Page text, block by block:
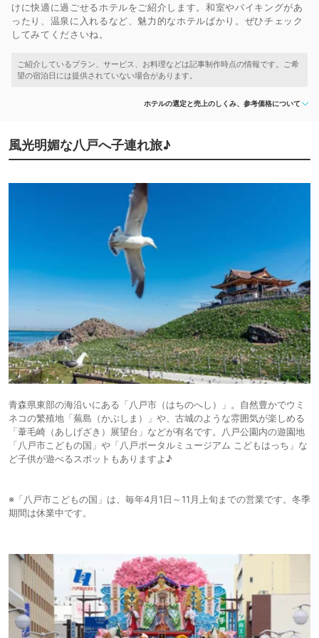
けに快適に過ごせるホテルをご紹介します。和室やバイキングがあ
ったり、温泉に入れるなど、魅力的なホテルばかり。ぜひチェック
してみてくださいね。
ホテルの選定と売上のしくみ、参考価格について
風光明媚な八戸へ子連れ旅♪
青森県東部の海沿いにある「八戸市（はちのへし）」。自然豊かでウミ
ネコの繁殖地「蕪島（かぶしま）」や、古城のような雰囲気が楽しめる
「葦毛崎（あしげざき）展望台」などが有名です。八戸公園内の遊園地
「八戸市こどもの国」や「八戸ポータルミュージアム こどもはっち」な
ど子供が遊べるスポットもありますよ♪
※「八戸市こどもの国」は、毎年4月1日～11月上旬までの営業です。冬季
期間は休業中です。